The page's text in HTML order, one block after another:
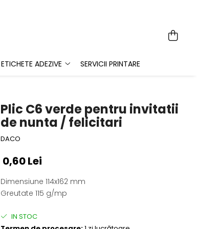
ETICHETE ADEZIVE SERVICII PRINTARE
Plic C6 verde pentru invitatii
de nunta / felicitari
DACO
0,60 Lei
Dimensiune 114x162 mm
Greutate 115 g/mp
IN STOC